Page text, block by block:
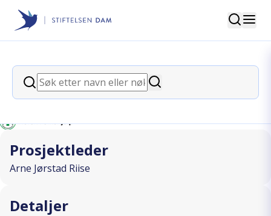
Stiftelsen Dam
Søk
Søk
Søk
back
Forebyggende helsearbeid i mottak
Prosjektleder
Arne Jørstad Riise
Detaljer